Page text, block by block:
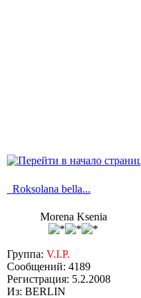
_Roksolana bella...
Morena Ksenia
Группа: V.I.P.
Сообщений: 4189
Регистрация: 5.2.2008
Из: BERLIN